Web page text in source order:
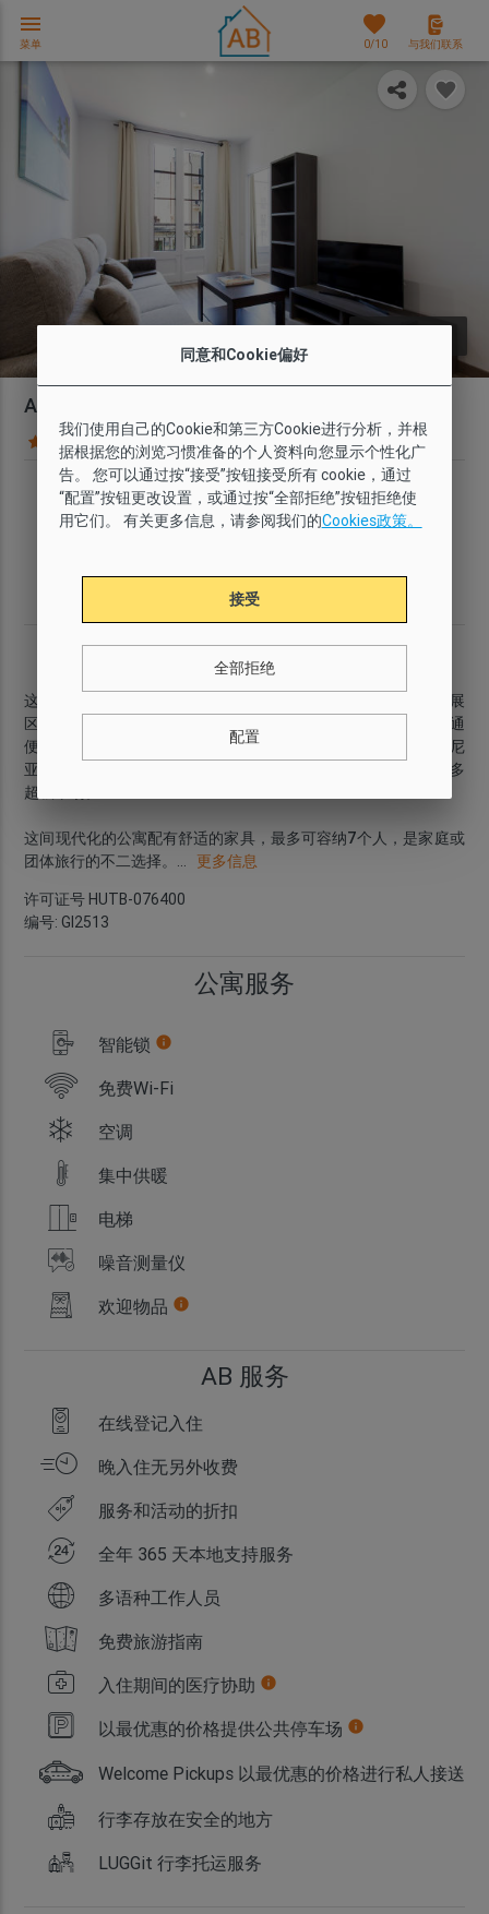
与我们联系
favorites
0/10
menu
菜单
AB Comte d'Urgell 2-1
54 条意见 地图
套房种类
舒适
Wi-Fi
有
最多人数
3
卧室
3
简介
这间
落座于巴塞罗那的正中心，在扩展
区左边，距离加泰罗尼亚广场只有步行十分钟的路程。附近
交通
便利
，很多汽车站和地铁站就在门外，您可以便捷地到加泰罗尼
亚首都。这里还有很多梦幻般的餐厅，酒吧和咖啡馆，还有很多
超级市场。
这间现代化的公寓配有舒适的家具，最多可容纳7个人 ，是家庭或
团体旅行的不二选择。 ... 更多信息
许可证号 HUTB-076400
编号: GI2513
公寓服务
智能锁 info
免费Wi-Fi
空调
集中供暖
电梯
噪音测量仪
欢迎物品 info
AB 服务
在线登记入住
晚入住无另外收费
服务和活动的折扣
全年 365 天本地支持服务
多语种工作人员
免费旅游指南
入住期间的医疗协助 info
以最优惠的价格提供公共停车场 info
Welcome Pickups 以最优惠的价格进行私人接送
行李存放在安全的地方
LUGGit 行李托运服务
同意和Cookie偏好
我们使用自己的Cookie和第三方Cookie进行分析，并根
据根据您的浏览习惯准备的个人资料向您显示个性化广
告。 您可以通过按“接受”按钮接受所有 cookie，通过
“配置”按钮更改设置，或通过按“全部拒绝”按钮拒绝使
用它们。 有关更多信息，请参阅我们的Cookies政策。
接受
全部拒绝
配置